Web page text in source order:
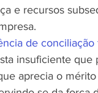
e recursos
de
insuficiente
aprecia o